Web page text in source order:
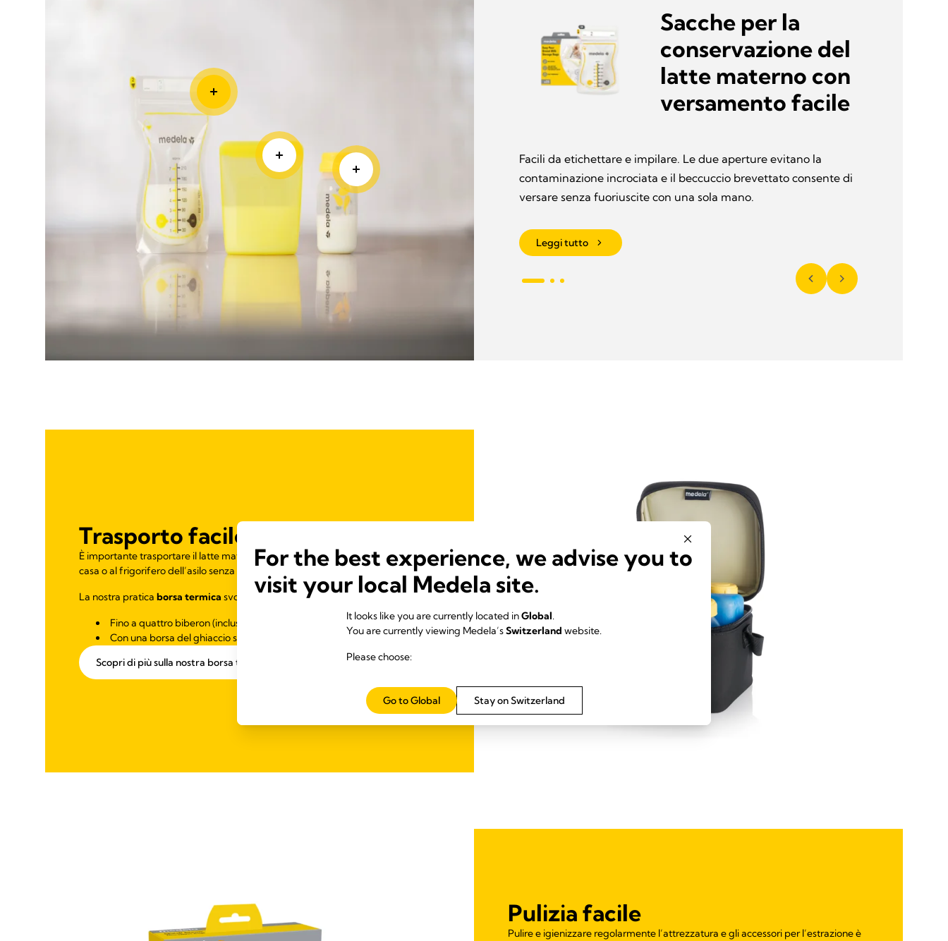
La soluzione perfetta per estrarre e conservare. Infrangibili e
compatibili con tutti i set di tiralatte tradizionali Medela.
Leggi tutto
Sacche per la
conservazione del
latte materno con
versamento facile
Facili da etichettare e impilare. Le due aperture evitano la
contaminazione incrociata e il beccuccio brevettato consente di
versare senza fuoriuscite con una sola mano.
Leggi tutto
Trasporto facile
È importante trasportare il latte materno estratto dall’ufficio al congelatore di
casa o al frigorifero dell’asilo senza interrompere la catena del freddo.
La nostra pratica borsa termica svolge il compito alla perfezione:
Fino a quattro biberon (inclusi)
Con una borsa del ghiaccio sagomata appositamente
Scopri di più sulla nostra borsa termica
Pulizia facile
Pulire e igienizzare regolarmente l’attrezzatura e gli accessori per l’estrazione è
For the best experience, we advise you to
visit your local Medela site.
It looks like you are currently located inGlobal.
You are currently viewing Medela’sSwitzerland website.
Please choose:
Stay on Switzerland
Go to Global